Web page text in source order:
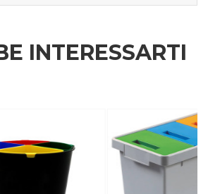
INTERESSARTI